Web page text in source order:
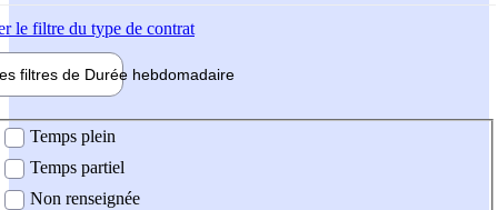
le filtre du type de contrat
filtres de Durée hebdomadaire
Temps plein
Temps partiel
Non renseignée